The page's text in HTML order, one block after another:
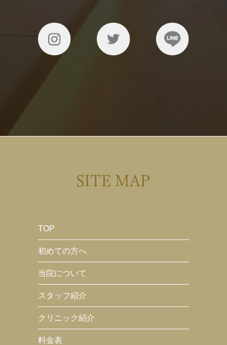
SITE MAP
TOP
初めての方へ
当院について
スタッフ紹介
クリニック紹介
料金表